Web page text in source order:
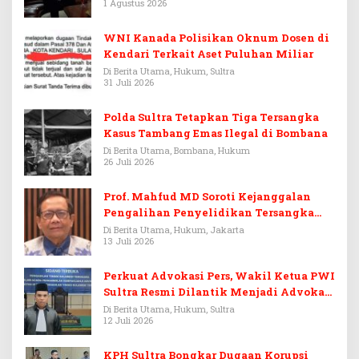
1 Agustus 2026
WNI Kanada Polisikan Oknum Dosen di
Kendari Terkait Aset Puluhan Miliar
Di Berita Utama, Hukum, Sultra
31 Juli 2026
Polda Sultra Tetapkan Tiga Tersangka
Kasus Tambang Emas Ilegal di Bombana
Di Berita Utama, Bombana, Hukum
26 Juli 2026
Prof. Mahfud MD Soroti Kejanggalan
Pengalihan Penyelidikan Tersangka
Febrie Adriansyah
Di Berita Utama, Hukum, Jakarta
13 Juli 2026
Perkuat Advokasi Pers, Wakil Ketua PWI
Sultra Resmi Dilantik Menjadi Advokat
PERADI
Di Berita Utama, Hukum, Sultra
12 Juli 2026
KPH Sultra Bongkar Dugaan Korupsi